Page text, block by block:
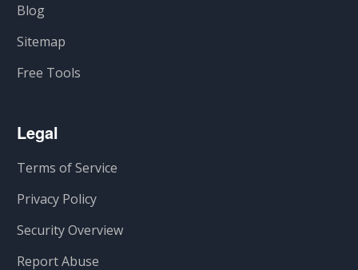
Blog
Sitemap
Free Tools
Legal
Terms of Service
Privacy Policy
Security Overview
Report Abuse